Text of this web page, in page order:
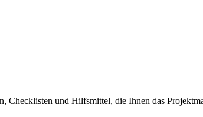
und Hilfsmittel, die Ihnen das